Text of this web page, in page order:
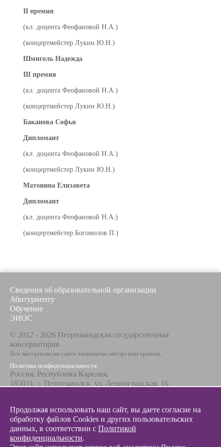
II премия
(кл. доцента Феофановой Н.А.)
(концертмейстер Лукин Ю.Н.)
Шмиголь Надежда
III премия
(кл. доцента Феофановой Н.А.)
(концертмейстер Лукин Ю.Н.)
Баканова Софья
Дипломант
(кл. доцента Феофановой Н.А.)
(концертмейстер Лукин Ю.Н.)
Матонина Елизавета
Дипломант
(кл. доцента Феофановой Н.А.)
(концертмейстер Богомолов П.)
Сведения об образовательной организации
Абитуриенту
Обучение
ЭИОС
© 2012 - 2026 Петрозаводская государственная
консерватория
Все материалы на сайте защищены авторским правом,
Политика конфиденциальности
Россия, Республика Карелия,
185031, г. Петрозаводск, ул. Ленинградская, 16
+7 8142 67-23-67
Эл. почта
info@glazunovcons.ru
Продолжая использовать наш сайт, вы даете согласие на
обработку файлов Cookies и других пользовательских
данных, в соответствии с Политикой
конфиденциальности.